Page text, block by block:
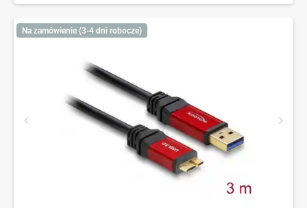
Na zamówienie (3-4 dni robocze)